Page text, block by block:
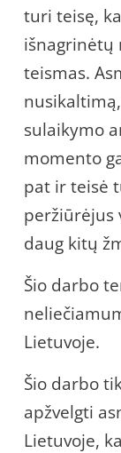
turi teisę,
išnagrinėtų
teismas.
sulaikymo
momento
pat ir teisė
peržiūrėjus
daug kitų
Šio darbo
Lietuvoje.
Šio darbo
apžvelgti
Lietuvoje,